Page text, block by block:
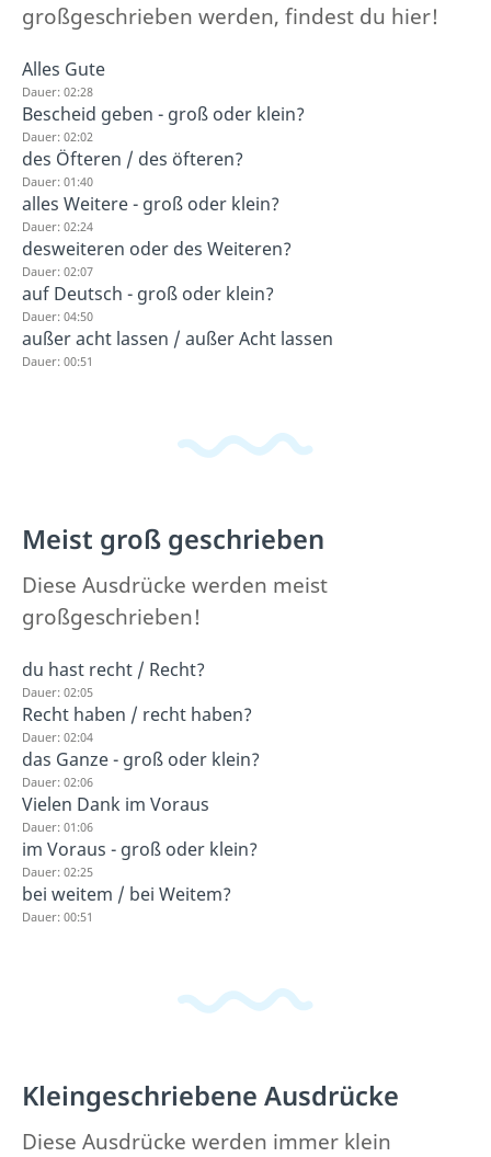
großgeschrieben werden, findest du hier!
Alles Gute
Dauer: 02:28
Bescheid geben - groß oder klein?
Dauer: 02:02
des Öfteren / des öfteren?
Dauer: 01:40
alles Weitere - groß oder klein?
Dauer: 02:24
desweiteren oder des Weiteren?
Dauer: 02:07
auf Deutsch - groß oder klein?
Dauer: 04:50
außer acht lassen / außer Acht lassen
Dauer: 00:51
Meist groß geschrieben
Diese Ausdrücke werden meist
großgeschrieben!
du hast recht / Recht?
Dauer: 02:05
Recht haben / recht haben?
Dauer: 02:04
das Ganze - groß oder klein?
Dauer: 02:06
Vielen Dank im Voraus
Dauer: 01:06
im Voraus - groß oder klein?
Dauer: 02:25
bei weitem / bei Weitem?
Dauer: 00:51
Kleingeschriebene Ausdrücke
Diese Ausdrücke werden immer klein